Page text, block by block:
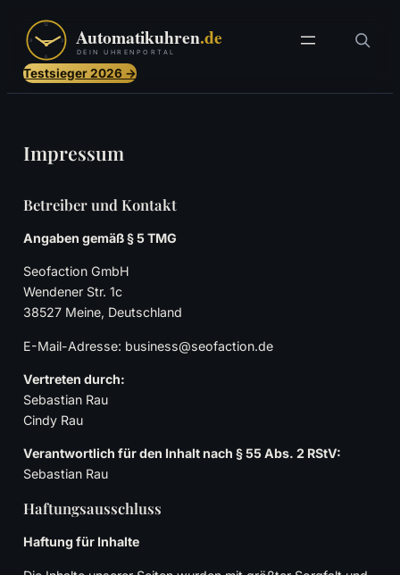
Inhalt
springen
Testsieger 2026 →
Impressum
Betreiber und Kontakt
Angaben gemäß § 5 TMG
Seofaction GmbH
Wendener Str. 1c
38527 Meine, Deutschland
E-Mail-Adresse: business@seofaction.de
Vertreten durch:
Sebastian Rau
Cindy Rau
Verantwortlich für den Inhalt nach § 55 Abs. 2 RStV:
Sebastian Rau
Haftungsausschluss
Haftung für Inhalte